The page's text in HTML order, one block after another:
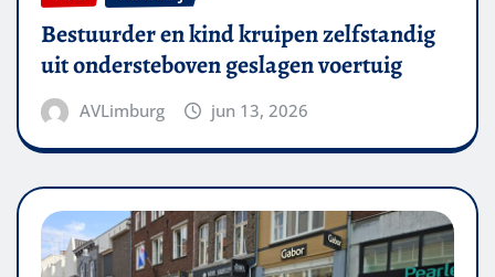
Bestuurder en kind kruipen zelfstandig
uit ondersteboven geslagen voertuig
AVLimburg jun 13, 2026